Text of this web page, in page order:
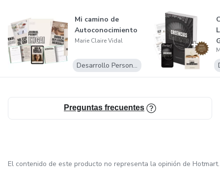
Mi camino de
Autoconocimiento
Marie Claire Vidal
Desarrollo Personal
Preguntas frecuentes
El contenido de este producto no representa la opinión de Hotmart.